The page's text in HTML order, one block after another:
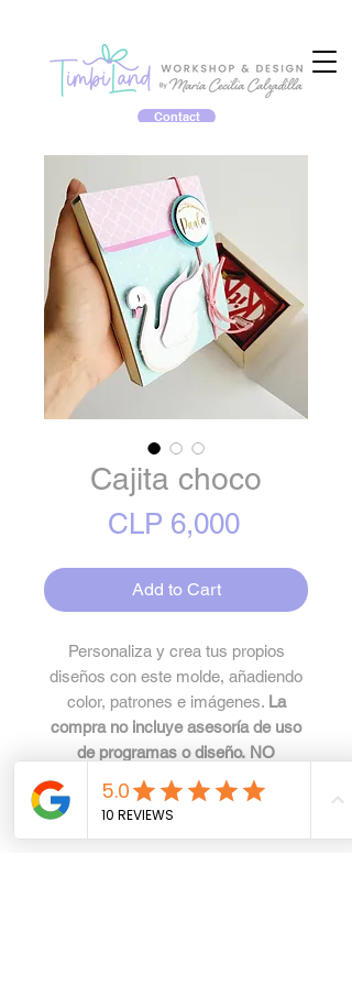
Contact
Cajita choco
CLP 6,000Price
Add to Cart
Personaliza y crea tus propios
diseños con este molde, añadiendo
color, patrones e imágenes. La
compra no incluye asesoría de uso
de programas o diseño. NO
COMPRAR PARA USO CON
CRICUT SI NO SABES TRABAJAR